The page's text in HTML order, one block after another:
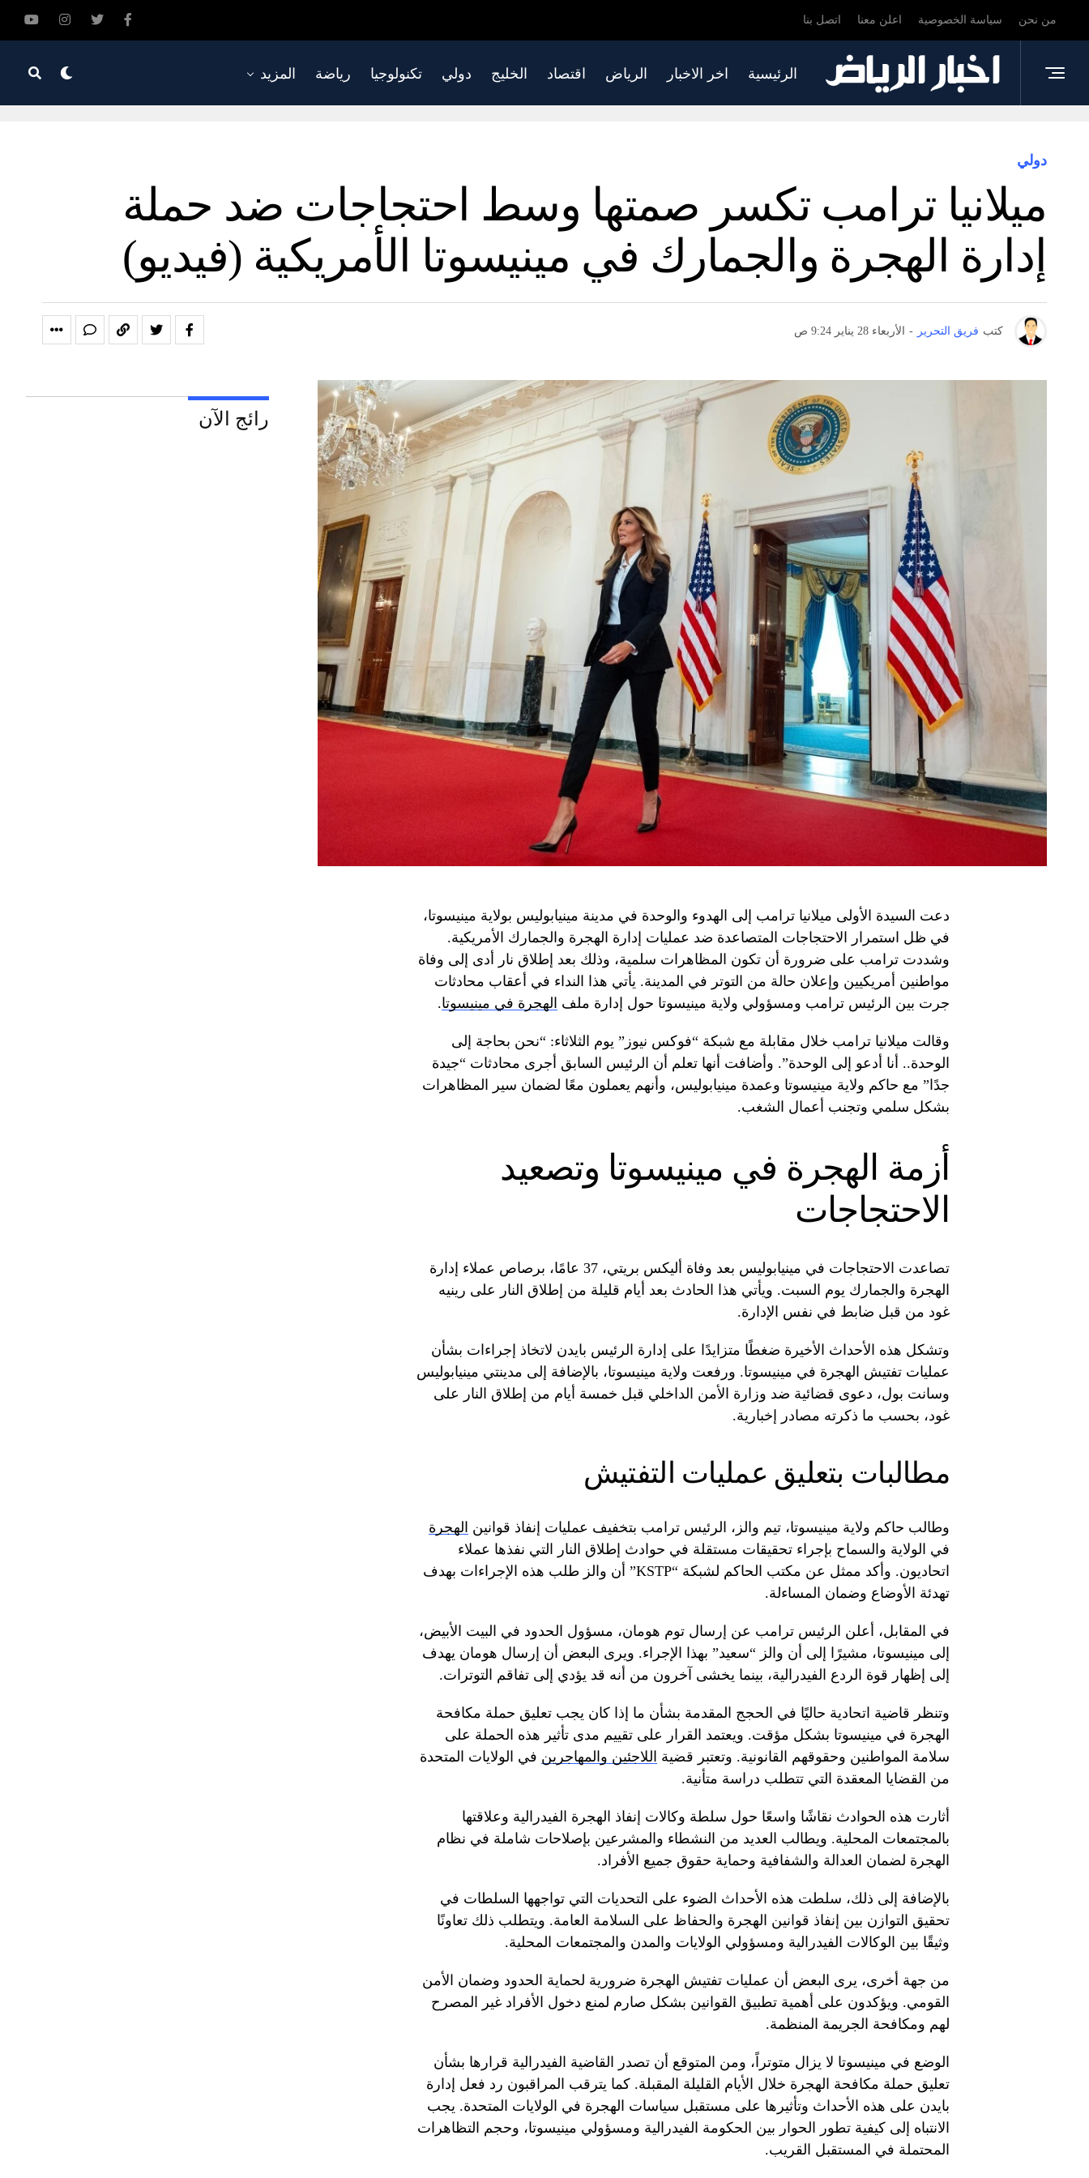
من نحن سياسة الخصوصية اعلن معنا اتصل بنا
الرئيسية اخر الاخبار الرياض اقتصاد الخليج دولي تكنولوجيا رياضة المزيد
دولي
ميلانيا ترامب تكسر صمتها وسط احتجاجات ضد حملة
إدارة الهجرة والجمارك في مينيسوتا الأمريكية (فيديو)
كتب فريق التحرير - الأربعاء 28 يناير 9:24 ص
دعت السيدة الأولى ميلانيا ترامب إلى الهدوء والوحدة في مدينة مينيابوليس بولاية مينيسوتا،
في ظل استمرار الاحتجاجات المتصاعدة ضد عمليات إدارة الهجرة والجمارك الأمريكية.
وشددت ترامب على ضرورة أن تكون المظاهرات سلمية، وذلك بعد إطلاق نار أدى إلى وفاة
مواطنين أمريكيين وإعلان حالة من التوتر في المدينة. يأتي هذا النداء في أعقاب محادثات
جرت بين الرئيس ترامب ومسؤولي ولاية مينيسوتا حول إدارة ملف الهجرة في مينيسوتا.
وقالت ميلانيا ترامب خلال مقابلة مع شبكة “فوكس نيوز” يوم الثلاثاء: “نحن بحاجة إلى
الوحدة.. أنا أدعو إلى الوحدة”. وأضافت أنها تعلم أن الرئيس السابق أجرى محادثات “جيدة
جدًا” مع حاكم ولاية مينيسوتا وعمدة مينيابوليس، وأنهم يعملون معًا لضمان سير المظاهرات
بشكل سلمي وتجنب أعمال الشغب.
أزمة الهجرة في مينيسوتا وتصعيد
الاحتجاجات
تصاعدت الاحتجاجات في مينيابوليس بعد وفاة أليكس بريتي، 37 عامًا، برصاص عملاء إدارة
الهجرة والجمارك يوم السبت. ويأتي هذا الحادث بعد أيام قليلة من إطلاق النار على رينيه
غود من قبل ضابط في نفس الإدارة.
وتشكل هذه الأحداث الأخيرة ضغطًا متزايدًا على إدارة الرئيس بايدن لاتخاذ إجراءات بشأن
عمليات تفتيش الهجرة في مينيسوتا. ورفعت ولاية مينيسوتا، بالإضافة إلى مدينتي مينيابوليس
وسانت بول، دعوى قضائية ضد وزارة الأمن الداخلي قبل خمسة أيام من إطلاق النار على
غود، بحسب ما ذكرته مصادر إخبارية.
مطالبات بتعليق عمليات التفتيش
وطالب حاكم ولاية مينيسوتا، تيم والز، الرئيس ترامب بتخفيف عمليات إنفاذ قوانين الهجرة
في الولاية والسماح بإجراء تحقيقات مستقلة في حوادث إطلاق النار التي نفذها عملاء
اتحاديون. وأكد ممثل عن مكتب الحاكم لشبكة “KSTP” أن والز طلب هذه الإجراءات بهدف
تهدئة الأوضاع وضمان المساءلة.
في المقابل، أعلن الرئيس ترامب عن إرسال توم هومان، مسؤول الحدود في البيت الأبيض،
إلى مينيسوتا، مشيرًا إلى أن والز “سعيد” بهذا الإجراء. ويرى البعض أن إرسال هومان يهدف
إلى إظهار قوة الردع الفيدرالية، بينما يخشى آخرون من أنه قد يؤدي إلى تفاقم التوترات.
وتنظر قاضية اتحادية حاليًا في الحجج المقدمة بشأن ما إذا كان يجب تعليق حملة مكافحة
الهجرة في مينيسوتا بشكل مؤقت. ويعتمد القرار على تقييم مدى تأثير هذه الحملة على
سلامة المواطنين وحقوقهم القانونية. وتعتبر قضية اللاجئين والمهاجرين في الولايات المتحدة
من القضايا المعقدة التي تتطلب دراسة متأنية.
أثارت هذه الحوادث نقاشًا واسعًا حول سلطة وكالات إنفاذ الهجرة الفيدرالية وعلاقتها
بالمجتمعات المحلية. ويطالب العديد من النشطاء والمشرعين بإصلاحات شاملة في نظام
الهجرة لضمان العدالة والشفافية وحماية حقوق جميع الأفراد.
بالإضافة إلى ذلك، سلطت هذه الأحداث الضوء على التحديات التي تواجهها السلطات في
تحقيق التوازن بين إنفاذ قوانين الهجرة والحفاظ على السلامة العامة. ويتطلب ذلك تعاونًا
وثيقًا بين الوكالات الفيدرالية ومسؤولي الولايات والمدن والمجتمعات المحلية.
من جهة أخرى، يرى البعض أن عمليات تفتيش الهجرة ضرورية لحماية الحدود وضمان الأمن
القومي. ويؤكدون على أهمية تطبيق القوانين بشكل صارم لمنع دخول الأفراد غير المصرح
لهم ومكافحة الجريمة المنظمة.
الوضع في مينيسوتا لا يزال متوتراً، ومن المتوقع أن تصدر القاضية الفيدرالية قرارها بشأن
تعليق حملة مكافحة الهجرة خلال الأيام القليلة المقبلة. كما يترقب المراقبون رد فعل إدارة
بايدن على هذه الأحداث وتأثيرها على مستقبل سياسات الهجرة في الولايات المتحدة. يجب
الانتباه إلى كيفية تطور الحوار بين الحكومة الفيدرالية ومسؤولي مينيسوتا، وحجم التظاهرات
المحتملة في المستقبل القريب.
رائج الآن